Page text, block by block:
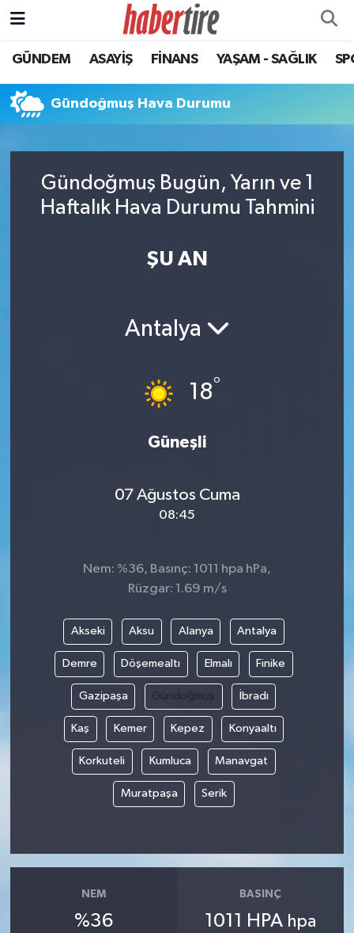
GÜNDEM ASAYİŞ FİNANS YAŞAM - SAĞLIK
Gündoğmuş Hava Durumu
Gündoğmuş Bugün, Yarın ve 1
Haftalık Hava Durumu Tahmini
ŞU AN
Antalya
18°
Güneşli
07 Ağustos Cuma
08:45
Nem: %36, Basınç: 1011 hpa hPa,
Rüzgar: 1.69 m/s
Akseki Aksu Alanya Antalya
Demre Döşemealtı Elmalı Finike
Gazipaşa Gündoğmuş İbradı
Kaş Kemer Kepez Konyaaltı
Korkuteli Kumluca Manavgat
Muratpaşa Serik
NEM
%36
BASINÇ
1011 HPA hpa
Tire Nöbetçi Eczaneler
Tire Hava Durumu
Süper Lig Puan Durumu ve Fikstür
Son Dakika Haberleri